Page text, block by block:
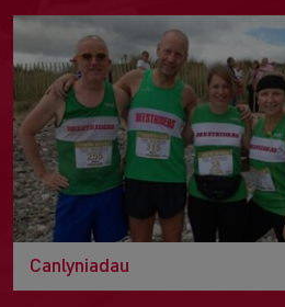
Canlyniadau